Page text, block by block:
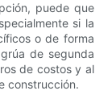
puede que
si la
o de forma
de segunda
de costos y al
construcción.